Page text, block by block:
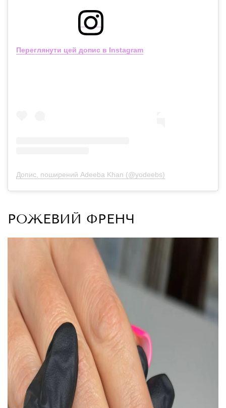
Переглянути цей допис в Instagram
Допис, поширений Adeeba Khan (@yodeebs)
РОЖЕВИЙ ФРЕНЧ